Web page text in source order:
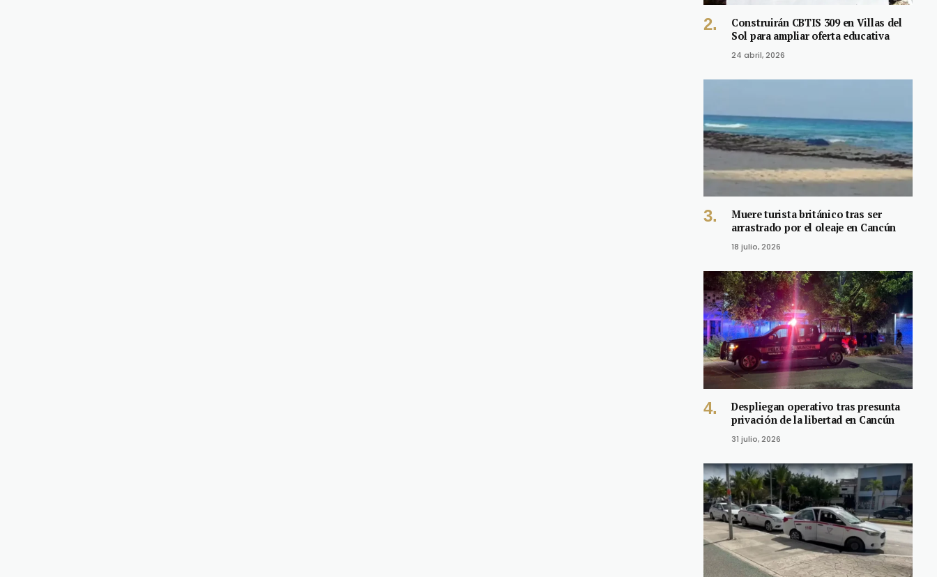
Construirán CBTIS 309 en Villas del
Sol para ampliar oferta educativa
24 abril, 2026
Muere turista británico tras ser
arrastrado por el oleaje en Cancún
18 julio, 2026
Despliegan operativo tras presunta
privación de la libertad en Cancún
31 julio, 2026